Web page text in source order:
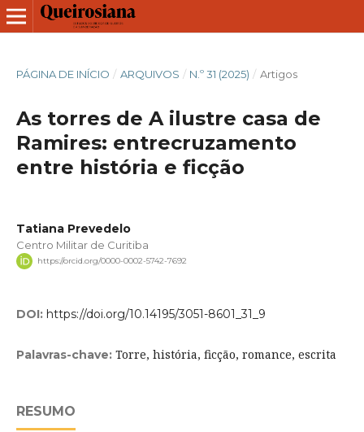
PÁGINA DE INÍCIO / ARQUIVOS / N.º 31 (2025) / Artigos
As torres de A ilustre casa de
Ramires: entrecruzamento
entre história e ficção
Tatiana Prevedelo
Centro Militar de Curitiba
https://orcid.org/0000-0002-5742-7692
DOI: https://doi.org/10.14195/3051-8601_31_9
Palavras-chave: Torre, história, ficção, romance, escrita
RESUMO